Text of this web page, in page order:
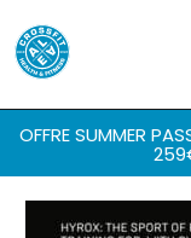
OFFRE SUMMER